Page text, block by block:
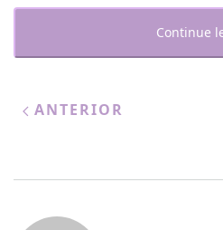
Continue
ANTERIOR